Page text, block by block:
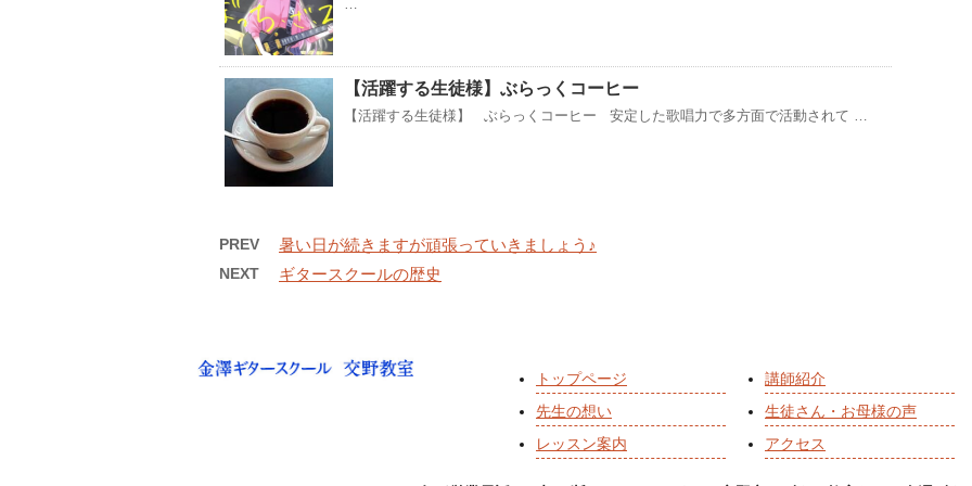
…
【活躍する生徒様】ぶらっくコーヒー
【活躍する生徒様】 ぶらっくコーヒー 安定した歌唱力で多方面で活動されて …
PREV 暑い日が続きますが頑張っていきましょう♪
NEXT ギタースクールの歴史
トップページ
先生の想い
レッスン案内
講師紹介
生徒さん・お母様の声
アクセス